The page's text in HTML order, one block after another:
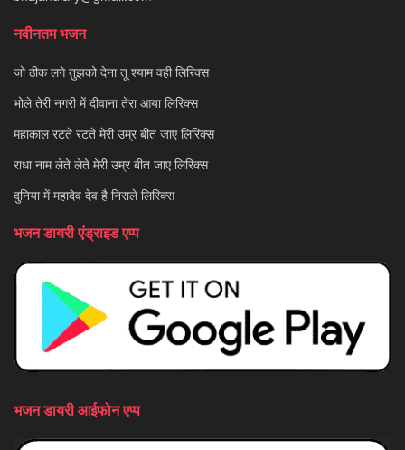
नवीनतम भजन
जो ठीक लगे तुझको देना तू श्याम वही लिरिक्स
भोले तेरी नगरी में दीवाना तेरा आया लिरिक्स
महाकाल रटते रटते मेरी उम्र बीत जाए लिरिक्स
राधा नाम लेते लेते मेरी उम्र बीत जाए लिरिक्स
दुनिया में महादेव देव है निराले लिरिक्स
भजन डायरी एंड्राइड एप्प
भजन डायरी आईफोन एप्प